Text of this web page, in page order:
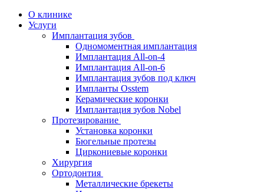
О клинике
Услуги
Имплантация зубов
Одномоментная имплантация
Имплантация All-on-4
Имплантация All-on-6
Имплантация зубов под ключ
Импланты Osstem
Керамические коронки
Имплантация зубов Nobel
Протезирование
Установка коронки
Бюгельные протезы
Циркониевые коронки
Хирургия
Ортодонтия
Металлические брекеты